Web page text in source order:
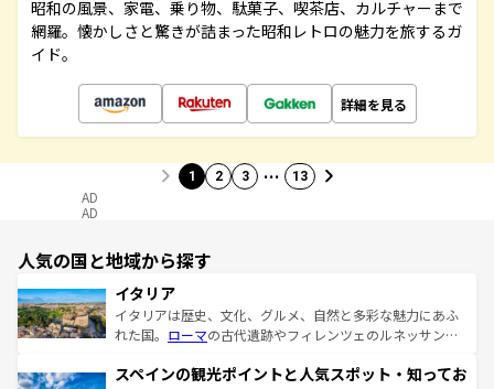
昭和の風景、家電、乗り物、駄菓子、喫茶店、カルチャーまで
網羅。懐かしさと驚きが詰まった昭和レトロの魅力を旅するガ
イド。
詳細を見る
1 2 3 … 13
AD
AD
人気の国と地域から探す
イタリア
イタリアは歴史、文化、グルメ、自然と多彩な魅力にあふ
れた国。 ローマの古代遺跡やフィレンツェのルネッサンス
ろん、トスカーナの美しい田園風景やアマルフィ海岸の絶
スペインの観光ポイントと人気スポット・知ってお